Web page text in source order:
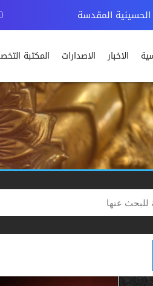
الحسينية المقدسة
الاخبار الاصدارات المكتبة